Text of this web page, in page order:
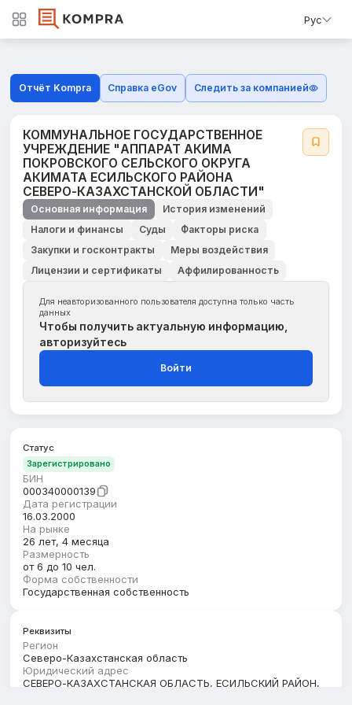
Рус
Отчёт Kompra Справка eGov Следить за компанией
КОММУНАЛЬНОЕ ГОСУДАРСТВЕННОЕ
УЧРЕЖДЕНИЕ "АППАРАТ АКИМА
ПОКРОВСКОГО СЕЛЬСКОГО ОКРУГА
АКИМАТА ЕСИЛЬСКОГО РАЙОНА
СЕВЕРО-КАЗАХСТАНСКОЙ ОБЛАСТИ"
Основная информация
История изменений
Налоги и финансы
Суды
Факторы риска
Закупки и госконтракты
Меры воздействия
Лицензии и сертификаты
Аффилированность
Для неавторизованного пользователя доступна только часть
данных
Чтобы получить актуальную информацию,
авторизуйтесь
Войти
Статус
Зарегистрировано
БИН
000340000139
Дата регистрации
16.03.2000
На рынке
26 лет, 4 месяца
Размерность
от 6 до 10 чел.
Форма собственности
Государственная собственность
Реквизиты
Регион
Северо-Казахстанская область
Юридический адрес
СЕВЕРО-КАЗАХСТАНСКАЯ ОБЛАСТЬ, ЕСИЛЬСКИЙ РАЙОН,